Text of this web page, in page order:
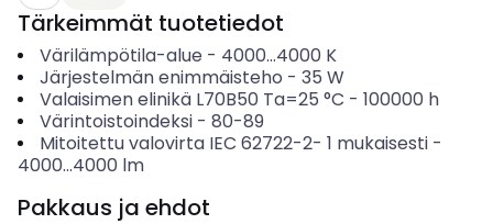
Tärkeimmät tuotetiedot
Värilämpötila-alue - 4000...4000 K
Järjestelmän enimmäisteho - 35 W
Valaisimen elinikä L70B50 Ta=25 °C - 100000 h
Värintoistoindeksi- 80-89
Mitoitettu valovirta IEC 62722-2- 1 mukaisesti-
4000...4000 lm
Pakkaus ja ehdot